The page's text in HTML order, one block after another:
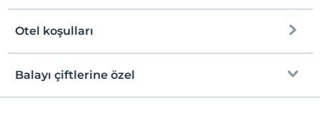
2 yaşına kadar olan bebekler ücretsizdir.
Tesisin ücretsiz çocuk politkası yoktur
Ücretsiz Wi-fi
Otel koşulları
Check/in
En erken saat 10:00 ve sonrası
Check/out
Balayı çiftlerine özel